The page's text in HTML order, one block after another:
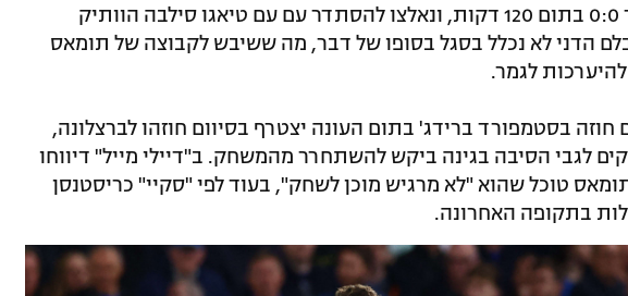
פנדלים למייטי רדס לאחר 0:0 בתום 120 דקות, ונאלצו להסתדר עם עם טיאגו סילבה הוותיק
הדני לא נכלל בסגל בסופו של דבר, מה ששיבש לקבוצה של תומאס
לגמר.
חוזה בסטמפורד ברידג' בתום העונה יצטרף בסיוום חוזהו לברצלונה,
לגבי הסיבה בגינה ביקש להשתחרר מהמשחק. ב"דיילי מייל" דיווחו
טוכל שהוא "לא מרגיש מוכן לשחק", בעוד לפי "סקיי" כריסטנסן
בתקופה האחרונה.